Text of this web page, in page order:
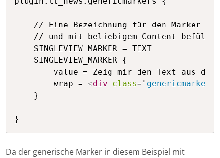
// Eine Bezeichnung für den Marker
// und mit beliebigem Content
    SINGLEVIEW_MARKER = TEXT
    SINGLEVIEW_MARKER {
value = Zeig mir den Text aus
        wrap =
<div class=" genericmarkers
    }
}
Da der generische Marker in diesem Beispiel mit